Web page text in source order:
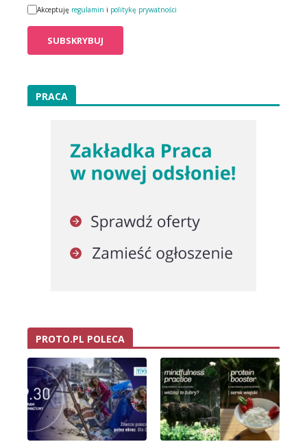
Akceptuję regulamin i politykę prywatności
PRACA
PROTO.PL POLECA